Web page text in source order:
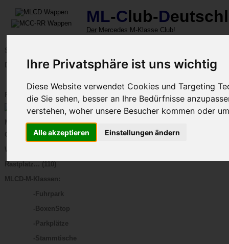
Ihre Privatsphäre ist uns wichtig
Diese Website verwendet Cookies und Targeting
die Sie sehen, besser an Ihre Bedürfnisse
verstehen, woher unsere Besucher kommen oder
Alle akzeptieren Einstellungen ändern
ML-Club-D
Der Mercedes M-Klasse Club!
Start
DerClub
FanArtikel...
Galerie(n)...
Werkstätten... (114)
Rastplatz... (110)
MLCD-M-Klassen:
-Fuhrpark
-BoxenStop
-Parkplätze
-Stammtische
des MLCD Zuletzt aktualisiert: 07. April
MLCDler mit Clubkennzeichen und